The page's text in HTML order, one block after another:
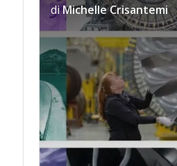
diMichelle Crisantemi